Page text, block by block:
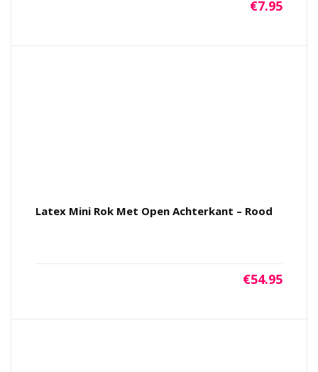
€7.95
Latex Mini Rok Met Open Achterkant – Rood
€54.95